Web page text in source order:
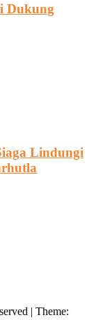
Dukung
Lindungi
| Theme: